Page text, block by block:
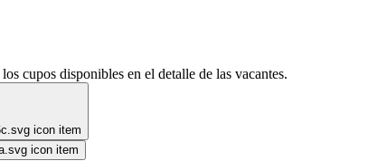
cupos disponibles en el detalle de las vacantes.